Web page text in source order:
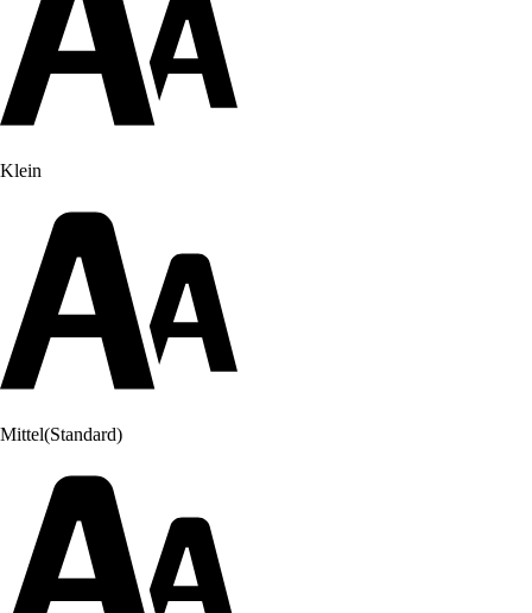
Klein
Mittel(Standard)